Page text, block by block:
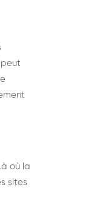
où la
sites